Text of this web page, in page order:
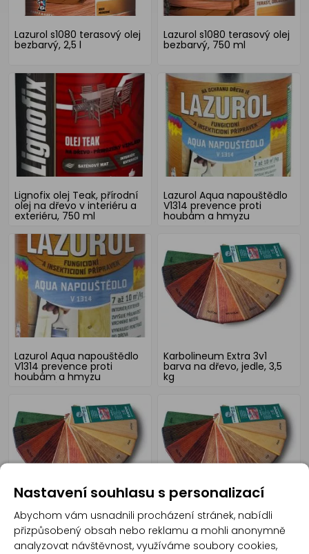
Lazurol s1080 terasový olej
bezbarvý, 2,5 l
Lazurol s1080 terasový olej
bezbarvý, 750 ml
Lignofix olej Teak, přírodní
olej na dřevo v interiéru a
exteriéru, 750 ml
Lazurol Aqua napouštědlo
V1314 prevence proti
houbám a hmyzu
bezbarvý, 2,5 kg
Lazurol Aqua napouštědlo
V1314 prevence proti
houbám a hmyzu
bezbarvý, 700 g
Karbolineum Extra 3v1
barva na dřevo, jedle, 3,5
kg
Karbolineum Extra 3v1
barva na dřevo, třešeň,
700 g
Karbolineum Extra 3v1
barva na dřevo, třešeň, 3,5
kg
Nastavení souhlasu s personalizací
Abychom vám usnadnili procházení stránek, nabídli
přizpůsobený obsah nebo reklamu a mohli anonymně
analyzovat návštěvnost, využíváme soubory cookies,